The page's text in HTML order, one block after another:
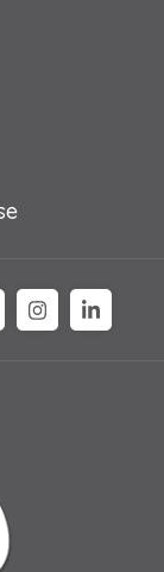
VERS LE
LIEN VERS
LIEN